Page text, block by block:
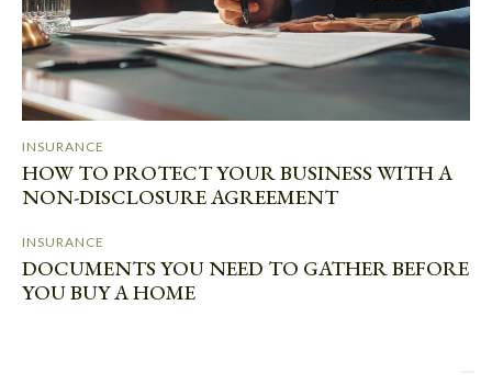
INSURANCE
HOW TO PROTECT YOUR BUSINESS WITH A
NON-DISCLOSURE AGREEMENT
INSURANCE
DOCUMENTS YOU NEED TO GATHER BEFORE
YOU BUY A HOME